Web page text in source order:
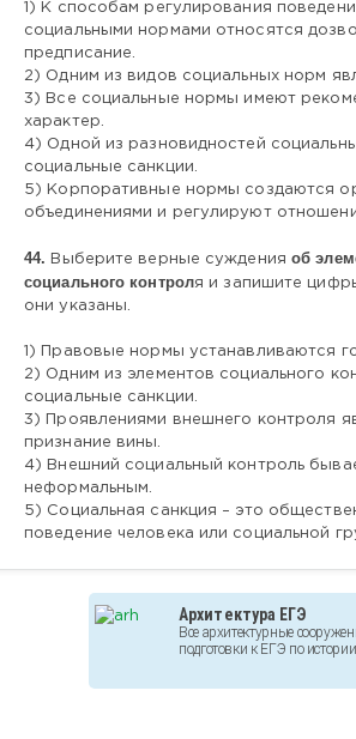
1) К способам регулирования
социальными нормами относятся
предписание.
2) Одним из видов социальных норм
3) Все социальные нормы имеют
характер.
4) Одной из разновидностей
социальные санкции.
5) Корпоративные нормы создаются
объединениями и регулируют
44. Выберите верные сужденияоб
социального контроля и запишите
они указаны.
1) Правовые нормы устанавливаются
2) Одним из элементов социального
социальные санкции.
3) Проявлениями внешнего контроля
признание вины.
4) Внешний социальный контроль
неформальным.
5) Социальная санкция – это
поведение человека или социальной
Архитектура ЕГЭ
Все архитектурные
подготовки к ЕГЭ по истории